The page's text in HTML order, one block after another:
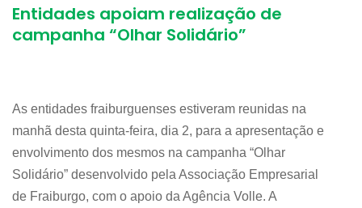
Entidades apoiam realização de
campanha “Olhar Solidário”
As entidades fraiburguenses estiveram reunidas na
manhã desta quinta-feira, dia 2, para a apresentação e
envolvimento dos mesmos na campanha “Olhar
Solidário” desenvolvido pela Associação Empresarial
de Fraiburgo, com o apoio da Agência Volle. A